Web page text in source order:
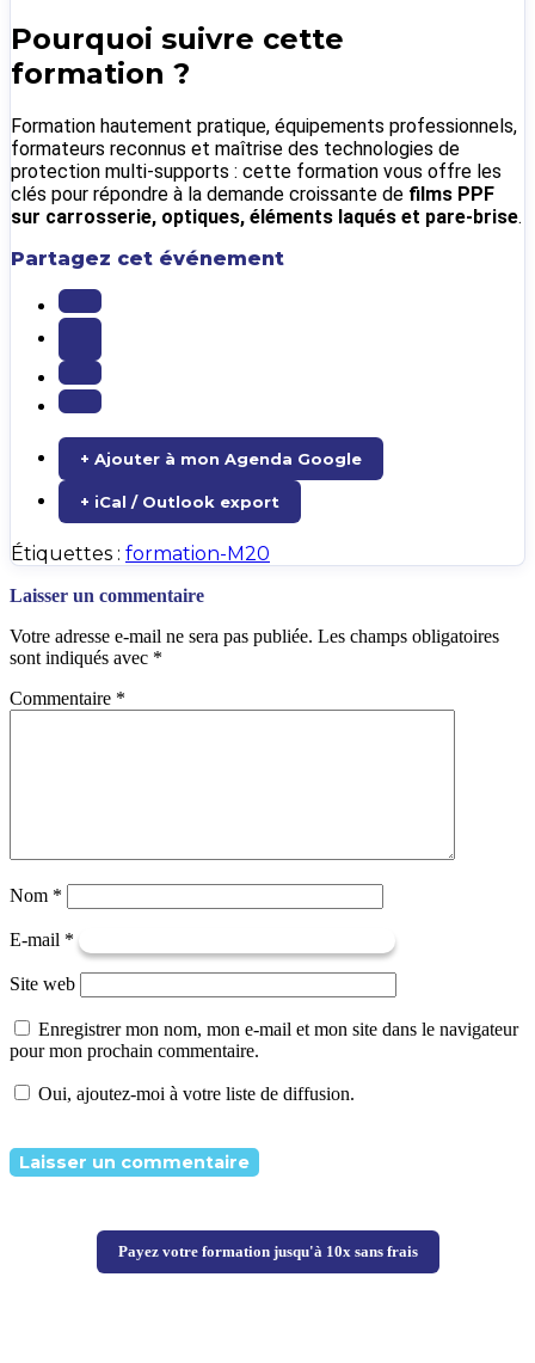
Pourquoi suivre cette
formation ?
Formation hautement pratique, équipements professionnels,
formateurs reconnus et maîtrise des technologies de
protection multi-supports : cette formation vous offre les
clés pour répondre à la demande croissante de films PPF
sur carrosserie, optiques, éléments laqués et pare-brise.
Partagez cet événement
+ Ajouter à mon Agenda Google
+ iCal / Outlook export
Étiquettes : formation-M20
Laisser un commentaire
Votre adresse e-mail ne sera pas publiée. Les champs obligatoires
sont indiqués avec *
Commentaire *
Nom *
E-mail *
Site web
Enregistrer mon nom, mon e-mail et mon site dans le navigateur
pour mon prochain commentaire.
Oui, ajoutez-moi à votre liste de diffusion.
Payez votre formation jusqu'à 10x sans frais